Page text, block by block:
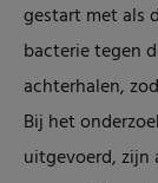
gestart met als
bacterie tegen
achterhalen,
Bij het
uitgevoerd, zijn